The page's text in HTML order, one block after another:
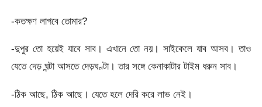
-কতক্ষণ লাগবে তোমার?
-দুপুর তো হয়েই যাবে সাব। এখানে তো নয়। সাইকেলে যাব আসব। তাও
যেতে দেড় ঘন্টা আসতে দেড়ঘণ্টা। তার সঙ্গে কেনাকাটার টাইম ধরুন সাব।
-ঠিক আছে, ঠিক আছে। যেতে হলে দেরি করে লাভ নেই।